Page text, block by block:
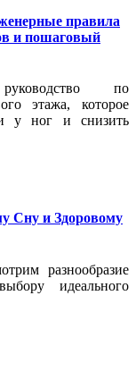
правила
и пошаговый
по
этажа, которое
у ног и снизить
Сну и Здоровому
разнообразие
идеального